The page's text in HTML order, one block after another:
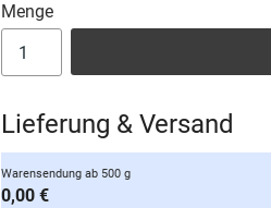
Menge
Lieferung & Versand
Warensendung ab 500 g
0,00 €